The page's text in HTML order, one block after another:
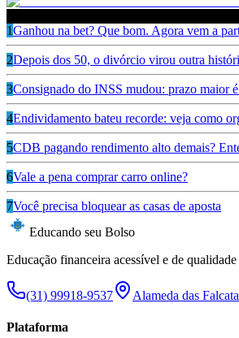
1Ganhou na bet? Que bom. Agora vem a
2Depois dos 50, o divórcio virou outra
3Consignado do INSS mudou: prazo maior
4Endividamento bateu recorde: veja como
5CDB pagando rendimento alto demais?
6Vale a pena comprar carro online?
7Você precisa bloquear as casas de aposta
Educando seu Bolso
Educação financeira acessível e de
(31) 99918-9537 Alameda das
Plataforma